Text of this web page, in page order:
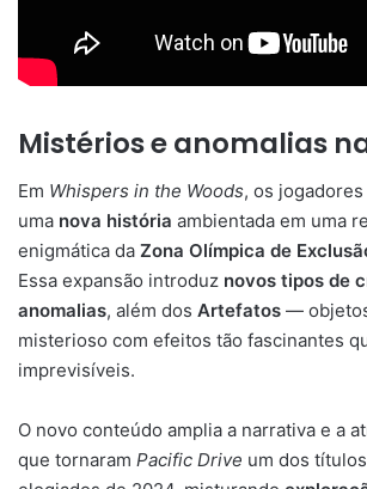
Mistérios e anomalias
Em Whispers in the Woods, os
uma nova história ambientada em uma
enigmática da Zona Olímpica de
Essa expansão introduz novos tipos de
anomalias, além dos Artefatos —
misterioso com efeitos tão fascinantes
imprevisíveis.
O novo conteúdo amplia a narrativa e a
que tornaram Pacific Drive um dos